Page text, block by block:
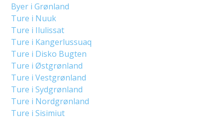
Byer i Grønland
Ture i Nuuk
Ture i Ilulissat
Ture i Kangerlussuaq
Ture i Disko Bugten
Ture i Østgrønland
Ture i Vestgrønland
Ture i Sydgrønland
Ture i Nordgrønland
Ture i Sisimiut